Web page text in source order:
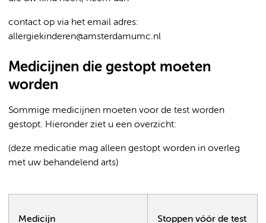
contact op via het email adres:
allergiekinderen@amsterdamumc.nl
Medicijnen die gestopt moeten
worden
Sommige medicijnen moeten voor de test worden
gestopt. Hieronder ziet u een overzicht:
(deze medicatie mag alleen gestopt worden in overleg
met uw behandelend arts)
Medicijn Stoppen vóór de test